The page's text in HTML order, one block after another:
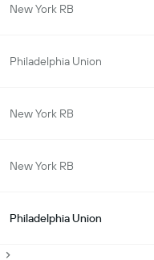
New York RB
Philadelphia Union
New York RB
New York RB
Philadelphia Union